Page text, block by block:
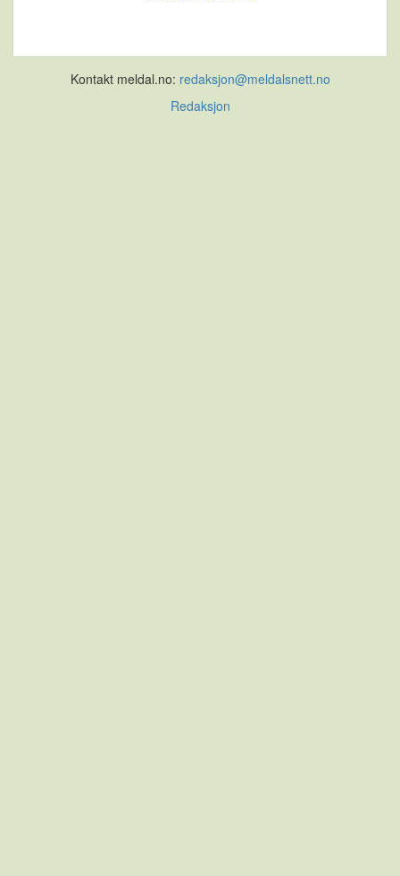
Kontakt meldal.no: redaksjon@meldalsnett.no
Redaksjon